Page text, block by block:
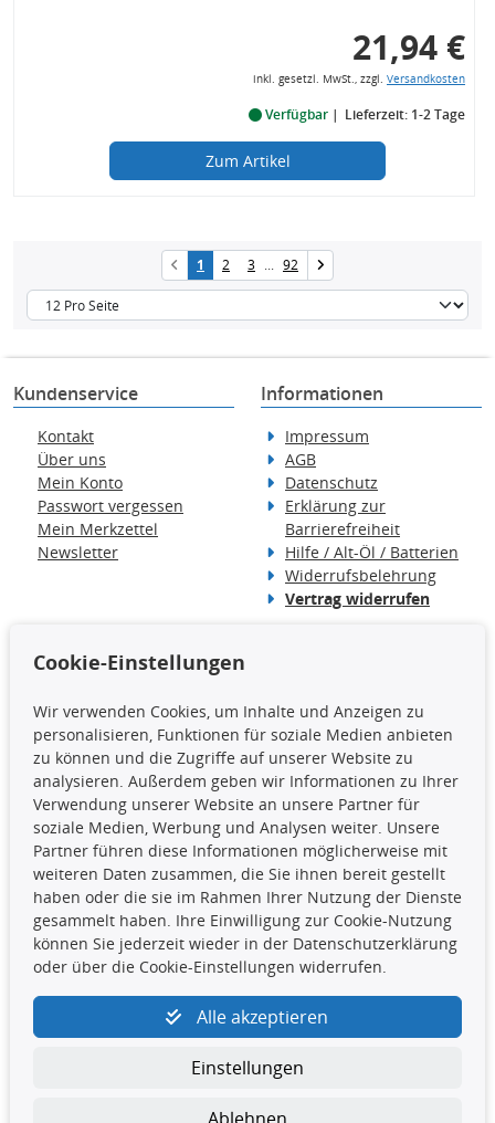
21,94 €
inkl. gesetzl. MwSt., zzgl. Versandkosten
Verfügbar Lieferzeit: 1-2 Tage
Zum Artikel
1 2 3 ... 92
Kundenservice
Kontakt
Über uns
Mein Konto
Passwort vergessen
Mein Merkzettel
Newsletter
Informationen
Impressum
AGB
Datenschutz
Erklärung zur
Barrierefreiheit
Hilfe / Alt-Öl / Batterien
Widerrufsbelehrung
Vertrag widerrufen
Zahlungsarten
TecDoc Inside
Die hier angezeigten Daten,
insbesondere die gesamte Datenbank,
dürfen nicht kopiert werden. Es ist zu
unterlassen, die Daten oder die gesamte Datenbank ohne
vorherige Zustimmung TecDocs zu vervielfältigen, zu
verbreiten und/oder diese Handlungen durch Dritte ausführen
zu lassen. Ein Zuwiderhandeln stellt eine
Urheberrechtsverletzung dar und wird verfolgt.
Cookie-Einstellungen
Wir verwenden Cookies, um Inhalte und Anzeigen zu
personalisieren, Funktionen für soziale Medien anbieten
zu können und die Zugriffe auf unserer Website zu
analysieren. Außerdem geben wir Informationen zu Ihrer
Verwendung unserer Website an unsere Partner für
soziale Medien, Werbung und Analysen weiter. Unsere
Partner führen diese Informationen möglicherweise mit
weiteren Daten zusammen, die Sie ihnen bereit gestellt
haben oder die sie im Rahmen Ihrer Nutzung der Dienste
gesammelt haben. Ihre Einwilligung zur Cookie-Nutzung
können Sie jederzeit wieder in der Datenschutzerklärung
oder über die Cookie-Einstellungen widerrufen.
Alle akzeptieren
Einstellungen